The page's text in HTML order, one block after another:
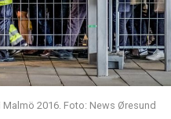
2016. Foto: News Øresund